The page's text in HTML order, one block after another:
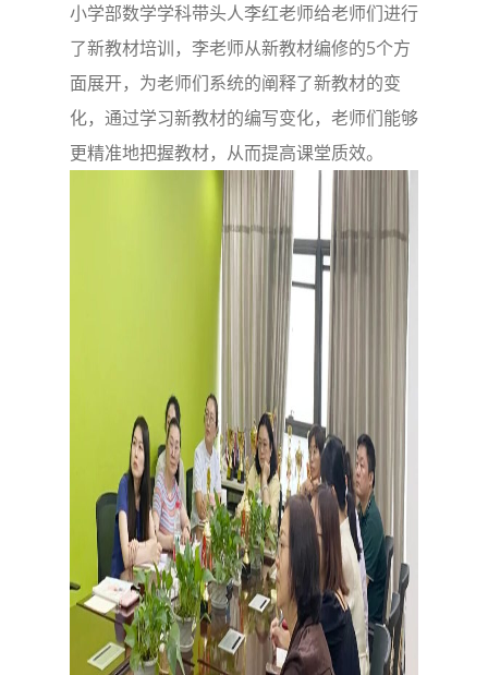
小学部数学学科带头人李红老师给老师们进行
了新教材培训，李老师从新教材编修的5个方
面展开，为老师们系统的阐释了新教材的变
化，通过学习新教材的编写变化，老师们能够
更精准地把握教材，从而提高课堂质效。